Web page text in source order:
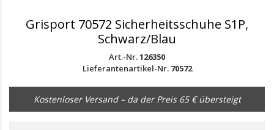
Grisport 70572 Sicherheitsschuhe S1P,
Schwarz/Blau
Art.-Nr.126350
Lieferantenartikel-Nr. 70572
Kostenloser Versand – da der Preis 65 € übersteigt